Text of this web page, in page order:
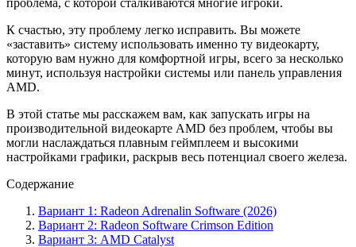
К счастью, эту проблему легко исправить. Вы можете
«заставить» систему использовать именно ту видеокарту,
которую вам нужно для комфортной игры, всего за несколько
минут, используя настройки системы или панель управления
AMD.
В этой статье мы расскажем вам, как запускать игры на
производительной видеокарте AMD без проблем, чтобы вы
могли наслаждаться плавным геймплеем и высокими
настройками графики, раскрыв весь потенциал своего железа.
Содержание
Вариант 1: Radeon Adrenalin Software (2026)
Вариант 2: Radeon Software Crimson Edition
Вариант 3: AMD Catalyst